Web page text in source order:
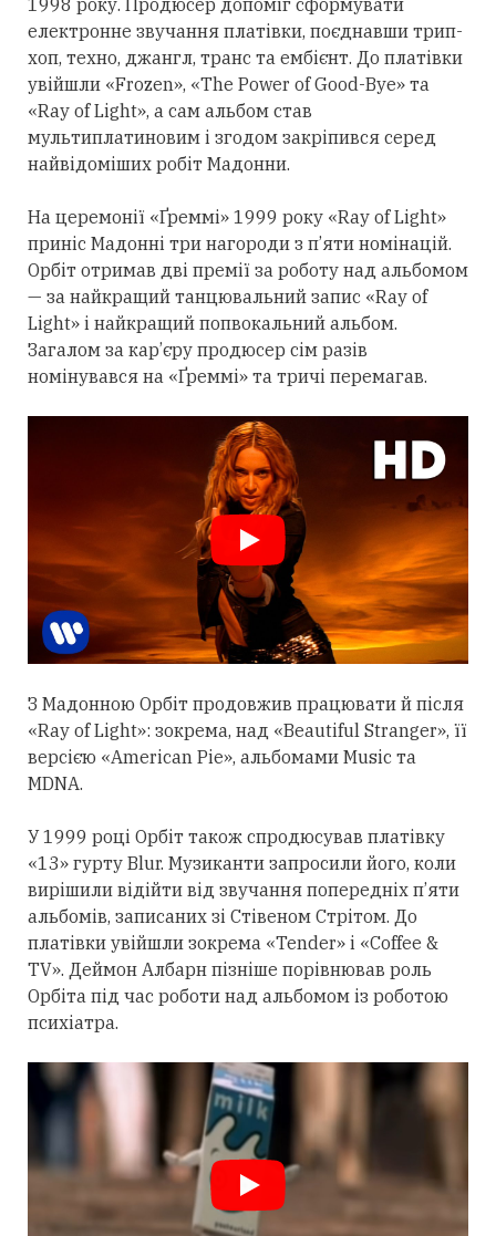
електронне звучання платівки, поєднавши трип-
хоп, техно, джангл, транс та ембієнт. До платівки
увійшли «Frozen», «The Power of Good-Bye» та
«Ray of Light», а сам альбом став
мультиплатиновим і згодом закріпився серед
найвідоміших робіт Мадонни.
На церемонії «Ґреммі» 1999 року «Ray of Light»
приніс Мадонні три нагороди з п’яти номінацій.
Орбіт отримав дві премії за роботу над альбомом
— за найкращий танцювальний запис «Ray of
Light» і найкращий попвокальний альбом.
Загалом за кар’єру продюсер сім разів
номінувався на «Ґреммі» та тричі перемагав.
З Мадонною Орбіт продовжив працювати й після
«Ray of Light»: зокрема, над «Beautiful Stranger», її
версією «American Pie», альбомами Music та
MDNA.
У 1999 році Орбіт також спродюсував платівку
«13» гурту Blur. Музиканти запросили його, коли
вирішили відійти від звучання попередніх п’яти
альбомів, записаних зі Стівеном Стрітом. До
платівки увійшли зокрема «Tender» і «Coffee &
TV». Деймон Албарн пізніше порівнював роль
Орбіта під час роботи над альбомом із роботою
психіатра.